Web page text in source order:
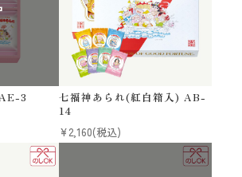
ールマガジン
材料・アレルギー情報
定商取引法に基づく表記
人情報の取扱いについて
3
七福神あられ(紅白箱入) AB-
14
¥2,160(税込)